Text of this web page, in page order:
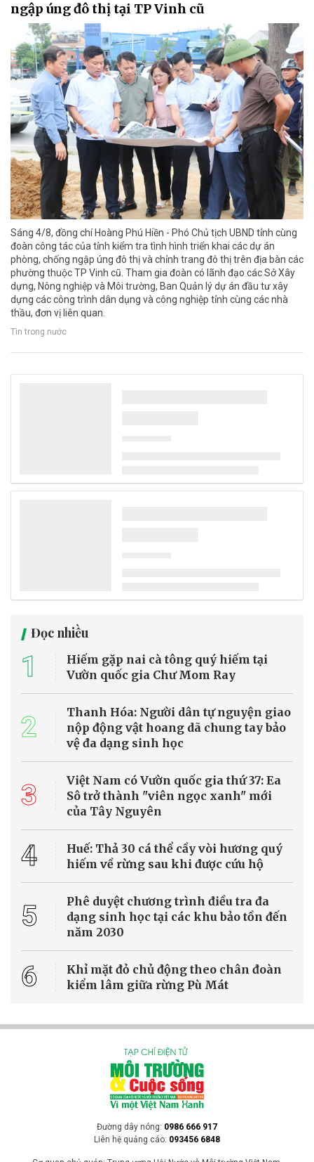
ngập úng đô thị tại TP Vinh cũ
Sáng 4/8, đồng chí Hoàng Phú Hiền - Phó Chủ tịch UBND tỉnh cùng
đoàn công tác của tỉnh kiểm tra tình hình triển khai các dự án
phòng, chống ngập úng đô thị và chỉnh trang đô thị trên địa bàn các
phường thuộc TP Vinh cũ. Tham gia đoàn có lãnh đạo các Sở Xây
dựng, Nông nghiệp và Môi trường, Ban Quản lý dự án đầu tư xây
dựng các công trình dân dụng và công nghiệp tỉnh cùng các nhà
thầu, đơn vị liên quan.
Tin trong nước
Thủ tướng Lê Minh Hưng làm Trưởng Ban
Bộ Chính trị quyết định phân công, kiện toàn Ban Chỉ đạo Trung
ương về phát triển khoa học, công nghệ, đổi mới sáng tạo và
chuyển đổi số gồm 31 đồng chí, trong đó Thủ tướng Lê Minh Hưng
làm Trưởng Ban.
Tin trong nước
Nhiều tuyến sông huyết mạch ở châu Âu cạn
nước vì nắng nóng cực đoan
Các đợt nắng nóng kéo dài tại châu Âu đang khiến mực nước trên
cung ứng, đồng thời đặt ra thách thức lớn trong thích ứng với biến
[VIDEO] El Nino khuếch đại thời tiết cực đoan